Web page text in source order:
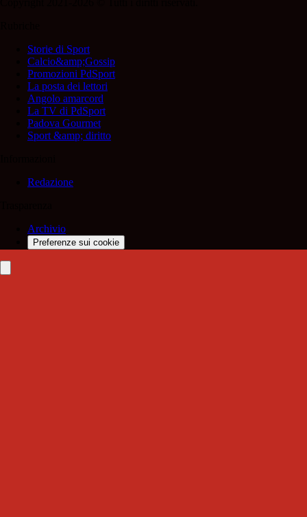
Storie di Sport
Calcio&amp;Gossip
Promozioni PdSport
La posta dei lettori
Angolo amarcord
La TV di PdSport
Padova Gourmet
Sport &amp; diritto
Redazione
Archivio
Preferenze sui cookie